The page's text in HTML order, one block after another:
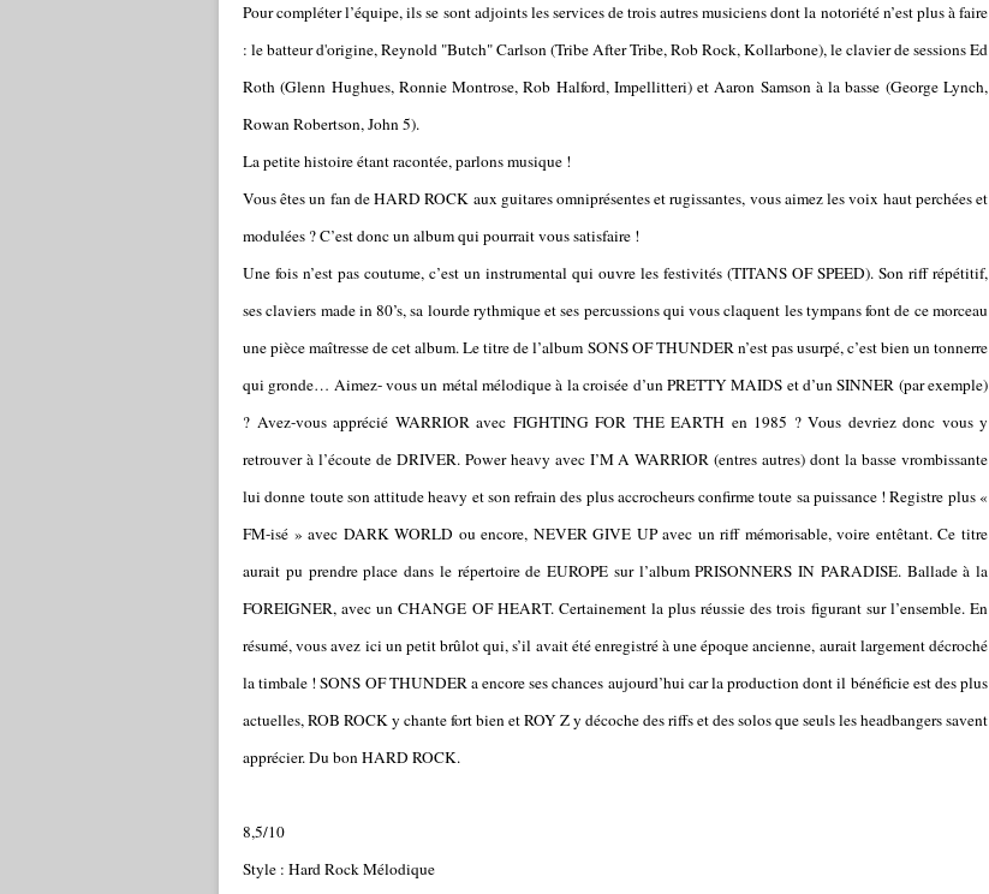
Pour compléter l’équipe, ils se sont adjoints les services de trois autres musiciens dont la notoriété n’est plus à faire
: le batteur d'origine, Reynold "Butch" Carlson (Tribe After Tribe, Rob Rock, Kollarbone), le clavier de sessions Ed
Roth (Glenn Hughues, Ronnie Montrose, Rob Halford, Impellitteri) et Aaron Samson à la basse (George Lynch,
Rowan Robertson, John 5).
La petite histoire étant racontée, parlons musique !
Vous êtes un fan de HARD ROCK aux guitares omniprésentes et rugissantes, vous aimez les voix haut perchées et
modulées ? C’est donc un album qui pourrait vous satisfaire !
Une fois n’est pas coutume, c’est un instrumental qui ouvre les festivités (TITANS OF SPEED). Son riff répétitif,
ses claviers made in 80’s, sa lourde rythmique et ses percussions qui vous claquent les tympans font de ce morceau
une pièce maîtresse de cet album. Le titre de l’album SONS OF THUNDER n’est pas usurpé, c’est bien un tonnerre
qui gronde… Aimez- vous un métal mélodique à la croisée d’un PRETTY MAIDS et d’un SINNER (par exemple)
? Avez-vous apprécié WARRIOR avec FIGHTING FOR THE EARTH en 1985 ? Vous devriez donc vous y
retrouver à l’écoute de DRIVER. Power heavy avec I’M A WARRIOR (entres autres) dont la basse vrombissante
lui donne toute son attitude heavy et son refrain des plus accrocheurs confirme toute sa puissance ! Registre plus «
FM-isé » avec DARK WORLD ou encore, NEVER GIVE UP avec un riff mémorisable, voire entêtant. Ce titre
aurait pu prendre place dans le répertoire de EUROPE sur l’album PRISONNERS IN PARADISE. Ballade à la
FOREIGNER, avec un CHANGE OF HEART. Certainement la plus réussie des trois figurant sur l’ensemble. En
résumé, vous avez ici un petit brûlot qui, s’il avait été enregistré à une époque ancienne, aurait largement décroché
la timbale ! SONS OF THUNDER a encore ses chances aujourd’hui car la production dont il bénéficie est des plus
actuelles, ROB ROCK y chante fort bien et ROY Z y décoche des riffs et des solos que seuls les headbangers savent
apprécier. Du bon HARD ROCK.
8,5/10
Style : Hard Rock Mélodique